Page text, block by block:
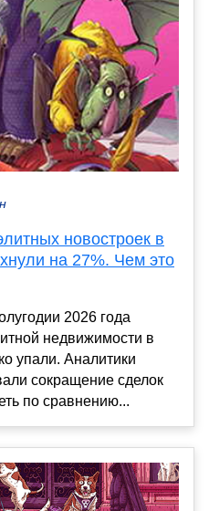
новостроек в
на 27%. Чем это
2026 года
недвижимости в
упали. Аналитики
сокращение сделок
по сравнению...